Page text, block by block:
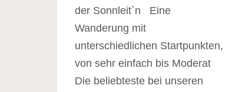
der Sonnleit`n Eine
Wanderung mit
unterschiedlichen Startpunkten,
von sehr einfach bis Moderat
Die beliebteste bei unseren